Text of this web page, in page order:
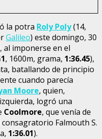
la potra Roly Poly(14,
Galileo) este domingo, 30
al imponerse en el
, 1600m, grama, 1:36.45),
batallando de principio
cuando parecía
Moore, quien,
logró una
Coolmore, que venía de
Falmouth S.
1:36.01).